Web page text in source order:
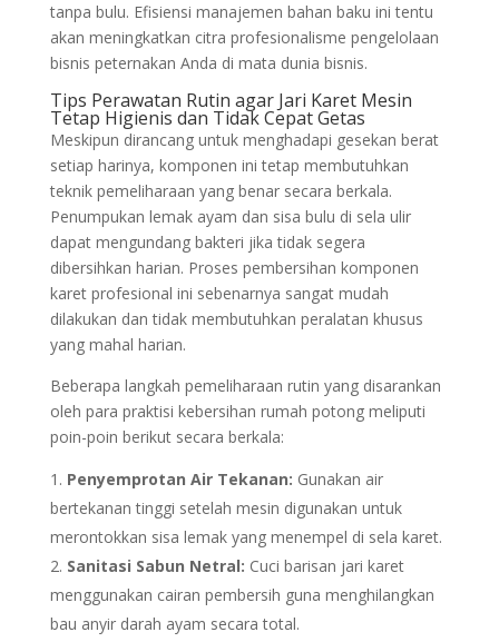
tanpa bulu. Efisiensi manajemen bahan baku ini tentu
akan meningkatkan citra profesionalisme pengelolaan
bisnis peternakan Anda di mata dunia bisnis.
Tips Perawatan Rutin agar Jari Karet Mesin
Tetap Higienis dan Tidak Cepat Getas
Meskipun dirancang untuk menghadapi gesekan berat
setiap harinya, komponen ini tetap membutuhkan
teknik pemeliharaan yang benar secara berkala.
Penumpukan lemak ayam dan sisa bulu di sela ulir
dapat mengundang bakteri jika tidak segera
dibersihkan harian. Proses pembersihan komponen
karet profesional ini sebenarnya sangat mudah
dilakukan dan tidak membutuhkan peralatan khusus
yang mahal harian.
Beberapa langkah pemeliharaan rutin yang disarankan
oleh para praktisi kebersihan rumah potong meliputi
poin-poin berikut secara berkala:
Penyemprotan Air Tekanan: Gunakan air
bertekanan tinggi setelah mesin digunakan untuk
merontokkan sisa lemak yang menempel di sela karet.
Sanitasi Sabun Netral: Cuci barisan jari karet
menggunakan cairan pembersih guna menghilangkan
bau anyir darah ayam secara total.